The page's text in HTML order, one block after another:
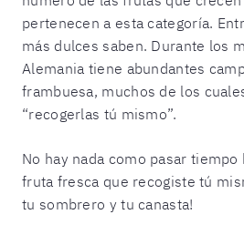
pertenecen a esta categoría.
más dulces saben. Durante los
Alemania tiene abundantes
frambuesa, muchos de los
“recogerlas tú mismo”.
No hay nada como pasar
fruta fresca que recogiste tú
tu sombrero y tu canasta!